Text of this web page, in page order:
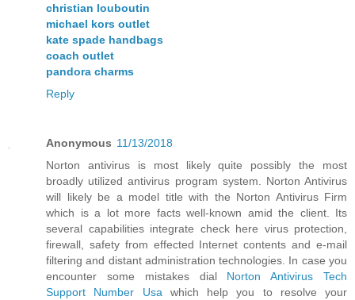
christian louboutin
michael kors outlet
kate spade handbags
coach outlet
pandora charms
Reply
Anonymous 11/13/2018
Norton antivirus is most likely quite possibly the most
broadly utilized antivirus program system. Norton Antivirus
will likely be a model title with the Norton Antivirus Firm
which is a lot more facts well-known amid the client. Its
several capabilities integrate check here virus protection,
firewall, safety from effected Internet contents and e-mail
filtering and distant administration technologies. In case you
encounter some mistakes dial Norton Antivirus Tech
Support Number Usa which help you to resolve your